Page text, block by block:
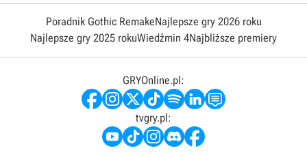
Poradnik Gothic RemakeNajlepsze gry 2026 roku
Najlepsze gry 2025 rokuWiedźmin 4Najbliższe premiery
GRYOnline.pl:
tvgry.pl: